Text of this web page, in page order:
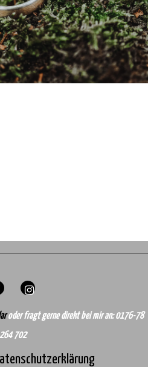
oder fragt gerne direkt bei mir an: 0176-78
264 702